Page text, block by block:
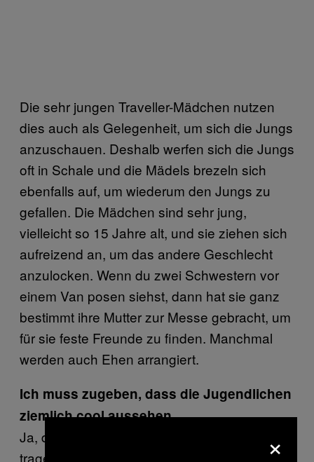
Die sehr jungen Traveller-Mädchen nutzen
dies auch als Gelegenheit, um sich die Jungs
anzuschauen. Deshalb werfen sich die Jungs
oft in Schale und die Mädels brezeln sich
ebenfalls auf, um wiederum den Jungs zu
gefallen. Die Mädchen sind sehr jung,
vielleicht so 15 Jahre alt, und sie ziehen sich
aufreizend an, um das andere Geschlecht
anzulocken. Wenn du zwei Schwestern vor
einem Van posen siehst, dann hat sie ganz
bestimmt ihre Mutter zur Messe gebracht, um
für sie feste Freunde zu finden. Manchmal
werden auch Ehen arrangiert.
Ich muss zugeben, dass die Jugendlichen
ziemlich cool aussehen.
Ja, die jungen Menschen aus der Stadt
tragen alle einen Nike- oder Adidas-
×